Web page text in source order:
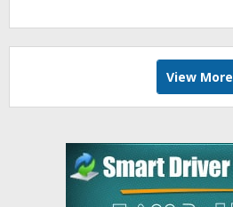
View More